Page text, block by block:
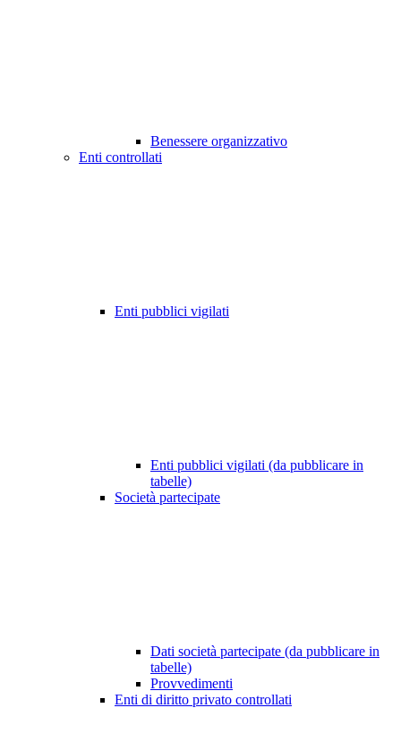
Benessere organizzativo
Enti controllati
Enti pubblici vigilati
Enti pubblici vigilati (da pubblicare in
tabelle)
Società partecipate
Dati società partecipate (da pubblicare in
tabelle)
Provvedimenti
Enti di diritto privato controllati